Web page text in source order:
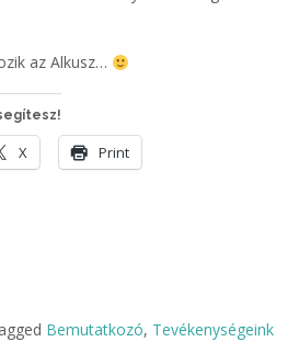
az Alkusz…
X Print
Bemutatkozó, Tevékenységeink